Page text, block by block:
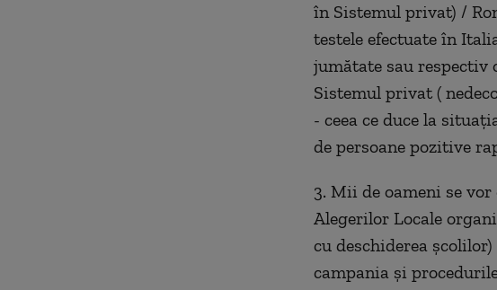
în Sistemul privat) /
testele efectuate în
jumătate sau
Sistemul privat (
- ceea ce duce la
de persoane pozitive
3. Mii de oameni se
Alegerilor Locale
cu deschiderea
campania și